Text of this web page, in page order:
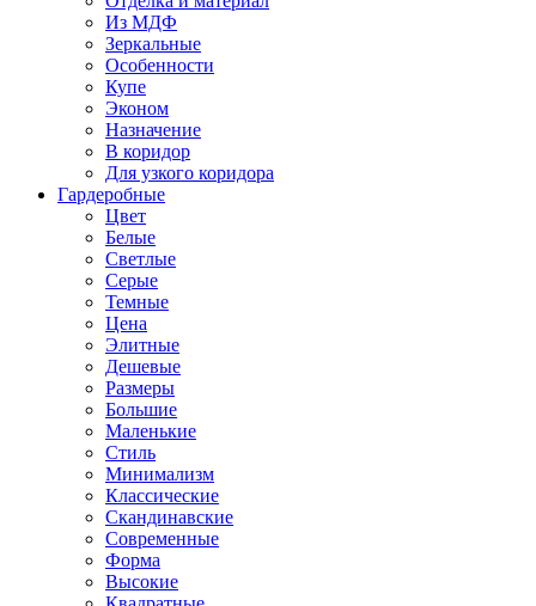
Из МДФ
Зеркальные
Особенности
Купе
Эконом
Назначение
В коридор
Для узкого коридора
Гардеробные
Цвет
Белые
Светлые
Серые
Темные
Цена
Элитные
Дешевые
Размеры
Большие
Маленькие
Стиль
Минимализм
Классические
Скандинавские
Современные
Форма
Высокие